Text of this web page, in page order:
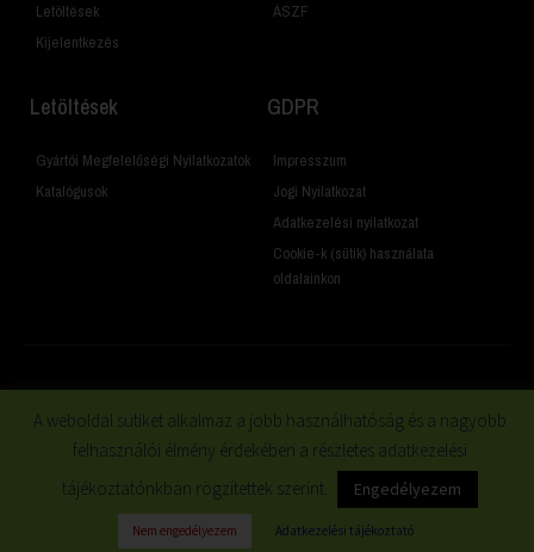
Letöltések
Kijelentkezés
ÁSZF
Letöltések
Gyártói Megfelelőségi Nyilatkozatok
Katalógusok
GDPR
Impresszum
Jogi Nyilatkozat
Adatkezelési nyilatkozat
Cookie-k (sütik) használata
oldalainkon
A weboldal sütiket alkalmaz a jobb használhatóság és a nagyobb
felhasználói élmény érdekében a részletes adatkezelési
tájékoztatónkban rögzítettek szerint.
Engedélyezem
Nem engedélyezem Adatkezelési tájékoztató